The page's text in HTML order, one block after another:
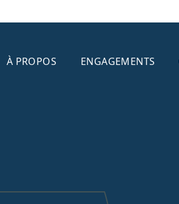
À PROPOS ENGAGEMENTS